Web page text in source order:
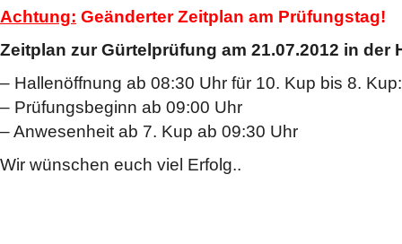
Achtung: Geänderter Zeitplan am Prüfungstag!
Zeitplan zur Gürtelprüfung am 21.07.2012 in der
– Hallenöffnung ab 08:30 Uhr für 10. Kup bis 8. Kup:
– Prüfungsbeginn ab 09:00 Uhr
– Anwesenheit ab 7. Kup ab 09:30 Uhr
Wir wünschen euch viel Erfolg..